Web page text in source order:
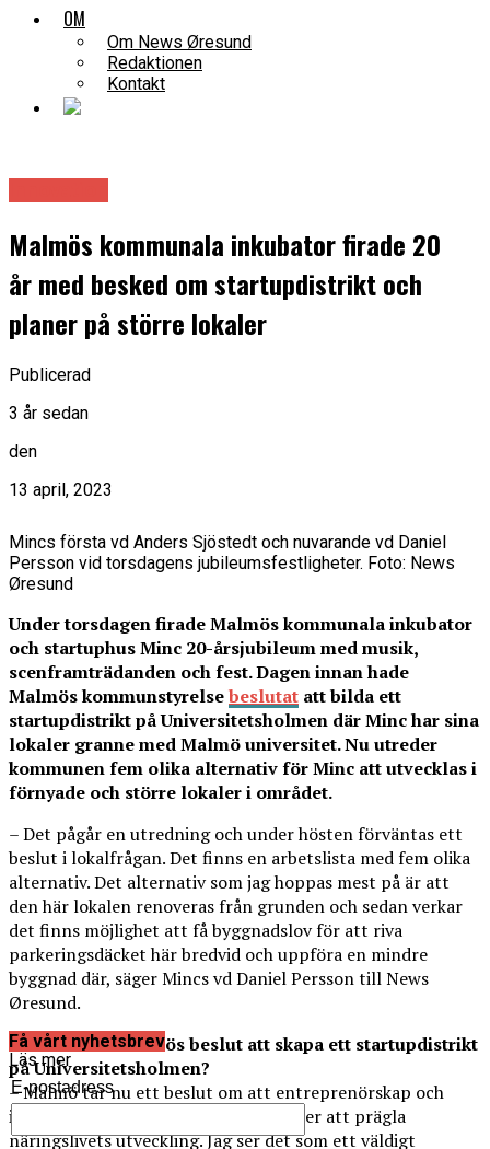
OM
Om News Øresund
Redaktionen
Kontakt
Malmös kommunala inkubator firade 20
år med besked om startupdistrikt och
planer på större lokaler
Publicerad
3 år sedan
den
13 april, 2023
Mincs första vd Anders Sjöstedt och nuvarande vd Daniel
Persson vid torsdagens jubileumsfestligheter. Foto: News
Øresund
Under torsdagen firade Malmös kommunala inkubator
och startuphus Minc 20-årsjubileum med musik,
scenframträdanden och fest. Dagen innan hade
Malmös kommunstyrelsebeslutat att bilda ett
startupdistrikt på Universitetsholmen där Minc har sina
lokaler granne med Malmö universitet. Nu utreder
kommunen fem olika alternativ för Minc att utvecklas i
förnyade och större lokaler i området.
– Det pågår en utredning och under hösten förväntas ett
beslut i lokalfrågan. Det finns en arbetslista med fem olika
alternativ. Det alternativ som jag hoppas mest på är att
den här lokalen renoveras från grunden och sedan verkar
det finns möjlighet att få byggnadslov för att riva
parkeringsdäcket här bredvid och uppföra en mindre
byggnad där, säger Mincs vd Daniel Persson till News
Øresund.
Vad innebär Malmös beslut att skapa ett startupdistrikt
på Universitetsholmen?
– Malmö tar nu ett beslut om att entreprenörskap och
innovation ska vara något som kommer att prägla
näringslivets utveckling. Jag ser det som ett väldigt
Läs mer
Få vårt nyhetsbrev
E-postadress